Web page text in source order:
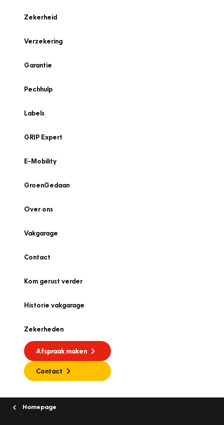
Zekerheid
Verzekering
Garantie
Pechhulp
Labels
GRIP Expert
E-Mobility
GroenGedaan
Over ons
Vakgarage
Contact
Kom gerust verder
Historie vakgarage
Zekerheden
Afspraak maken
Contact
Homepage